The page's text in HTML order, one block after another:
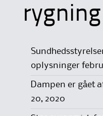
rygning
oplysninger
Dampen er gået
20, 2020